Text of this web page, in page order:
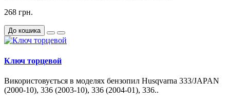
268 грн.
До кошика
Ключ торцевой
Використовується в моделях бензопил Husqvarna 333/JAPAN
(2000-10), 336 (2003-10), 336 (2004-01), 336..